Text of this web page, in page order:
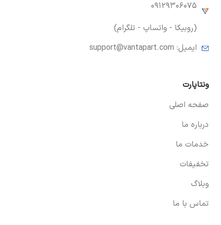
۰۹۱۲۹۳۰۶۰۷۵
(روبیکا - واتساپ - تلگرام)
ایمیل: support@vantapart.com
ونتاپارت
صفحه اصلی
درباره ما
خدمات ما
تخفیفات
وبلاگ
تماس با ما